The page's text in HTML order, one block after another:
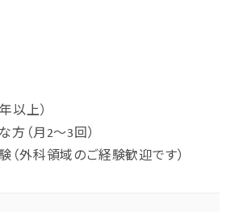
以上）
方（月2～3回）
（外科領域のご経験歓迎です）